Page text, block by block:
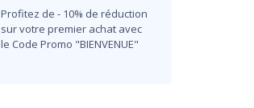
Profitez de - 10% de réduction
sur votre premier achat avec
le Code Promo "BIENVENUE"